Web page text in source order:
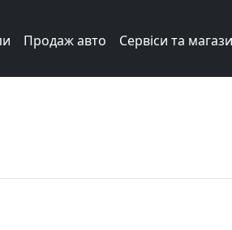
Продаж авто Сервіси та